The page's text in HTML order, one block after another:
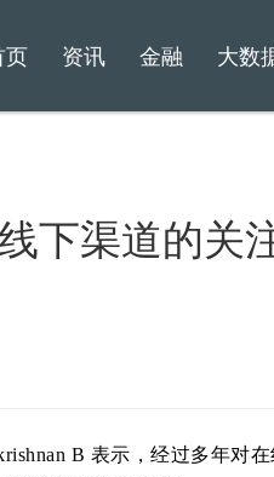
页 资讯 金融 大数
下渠道的关
B 表示，经过多年对在